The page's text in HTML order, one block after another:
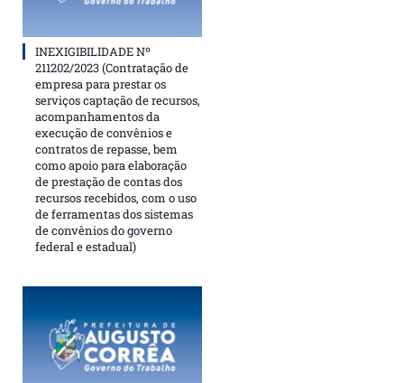
INEXIGIBILIDADE Nº
211202/2023 (Contratação de
empresa para prestar os
serviços captação de recursos,
acompanhamentos da
execução de convênios e
contratos de repasse, bem
como apoio para elaboração
de prestação de contas dos
recursos recebidos, com o uso
de ferramentas dos sistemas
de convênios do governo
federal e estadual)